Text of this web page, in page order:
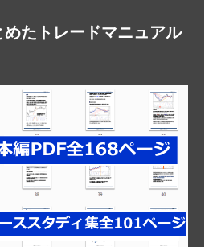
たトレードマニュアル